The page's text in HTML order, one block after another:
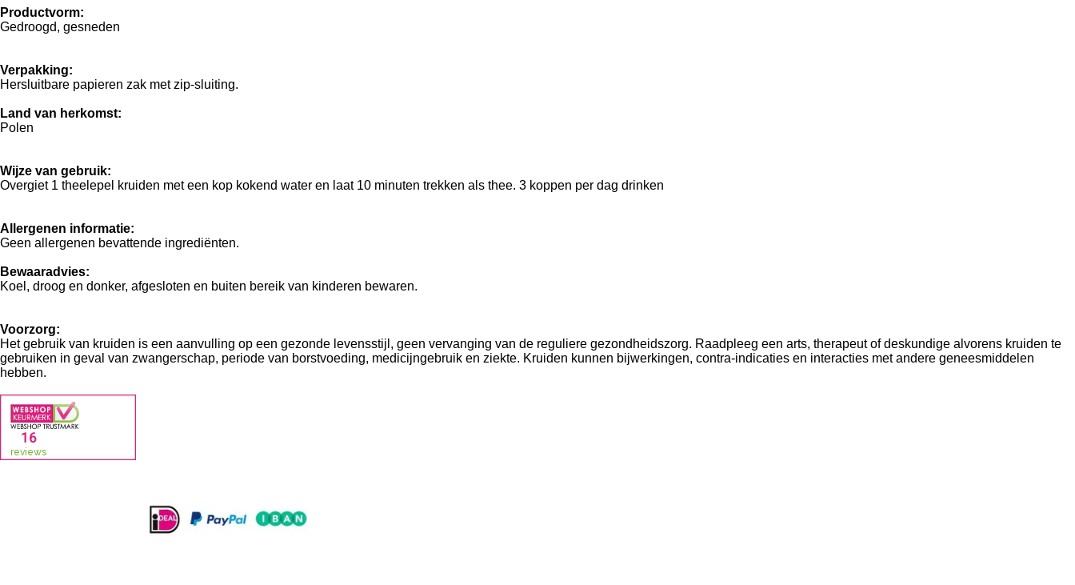
Productvorm:
Gedroogd, gesneden
Verpakking:
Hersluitbare papieren zak met zip-sluiting.
Land van herkomst:
Polen
Wijze van gebruik:
Overgiet 1 theelepel kruiden met een kop kokend water en laat 10 minuten trekken als thee. 3 koppen per dag drinken
Allergenen informatie:
Geen allergenen bevattende ingrediënten.
Bewaaradvies:
Koel, droog en donker, afgesloten en buiten bereik van kinderen bewaren.
Voorzorg:
Het gebruik van kruiden is een aanvulling op een gezonde levensstijl, geen vervanging van de reguliere gezondheidszorg. Raadpleeg een arts, therapeut of deskundige alvorens kruiden te
gebruiken in geval van zwangerschap, periode van borstvoeding, medicijngebruik en ziekte. Kruiden kunnen bijwerkingen, contra-indicaties en interacties met andere geneesmiddelen
hebben.